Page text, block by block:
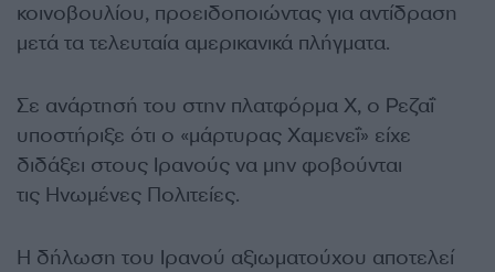
κοινοβουλίου, προειδοποιώντας για αντίδραση
μετά τα τελευταία αμερικανικά πλήγματα.
Σε ανάρτησή του στην πλατφόρμα X, ο Ρεζαΐ
υποστήριξε ότι ο «μάρτυρας Χαμενεΐ» είχε
διδάξει στους Ιρανούς να μην φοβούνται
τις Ηνωμένες Πολιτείες.
Η δήλωση του Ιρανού αξιωματούχου αποτελεί